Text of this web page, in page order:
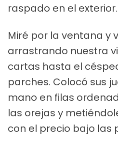
raspado en el exterior.
Miré por la ventana y
arrastrando nuestra
cartas hasta el
parches. Colocó sus
mano en filas
las orejas y
con el precio bajo las